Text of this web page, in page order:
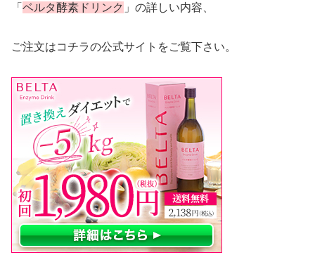
「 ベルタ酵素ドリンク 」の詳しい内容、
ご注文はコチラの公式サイトをご覧下さい。